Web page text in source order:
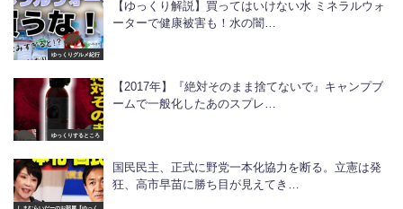
ゆっくりグルメ紀行
【ゆっくり解説】買ってはいけない水 ミネラルウォ
ーターで健康被害も！水の闇…
ゆっくりするところ
【2017年】『絶対そのまま捨てないで』キャンプブ
ームで一般化したあのスプレ…
国民民主、正式に野党一本化協力を断る。立憲は発
狂、高市早苗に勝ち目が見えてき…